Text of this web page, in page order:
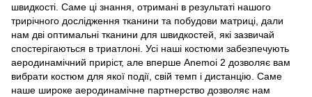
швидкості. Саме ці знання, отримані в результаті нашого
трирічного дослідження тканини та побудови матриці, дали
нам дві оптимальні тканини для швидкостей, які зазвичай
спостерігаються в триатлоні. Усі наші костюми забезпечують
аеродинамічний приріст, але вперше Anemoi 2 дозволяє вам
вибрати костюм для якої події, свій темп і дистанцію. Саме
наше широке аеродинамічне партнерство дозволяє нам